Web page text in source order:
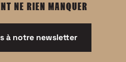
NE RIEN MANQUER
à notre newsletter